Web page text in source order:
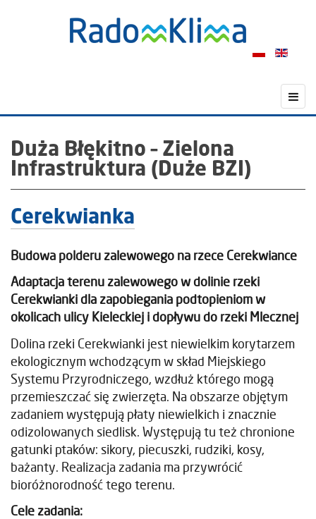
Duża Błękitno – Zielona
Infrastruktura (Duże BZI)
Cerekwianka
Budowa polderu zalewowego na rzece Cerekwiance
Adaptacja terenu zalewowego w dolinie rzeki
Cerekwianki dla zapobiegania podtopieniom w
okolicach ulicy Kieleckiej i dopływu do rzeki Mlecznej
Dolina rzeki Cerekwianki jest niewielkim korytarzem
ekologicznym wchodzącym w skład Miejskiego
Systemu Przyrodniczego, wzdłuż którego mogą
przemieszczać się zwierzęta. Na obszarze objętym
zadaniem występują płaty niewielkich i znacznie
odizolowanych siedlisk. Występują tu też chronione
gatunki ptaków: sikory, piecuszki, rudziki, kosy,
bażanty. Realizacja zadania ma przywrócić
bioróżnorodność tego terenu.
Cele zadania: